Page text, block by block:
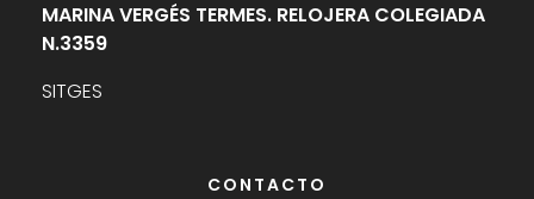
MARINA VERGÉS TERMES. RELOJERA COLEGIADA
N.3359
SITGES
CONTACTO